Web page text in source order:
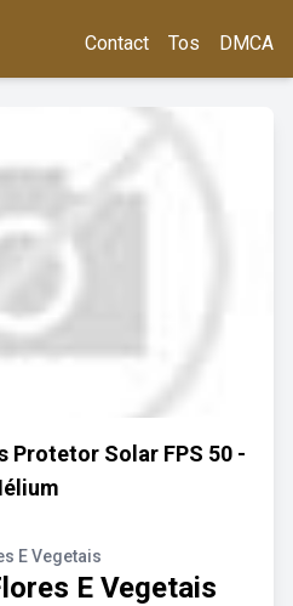
Contact Tos DMCA
Protetor Solar FPS 50 -
E Vegetais
E Vegetais